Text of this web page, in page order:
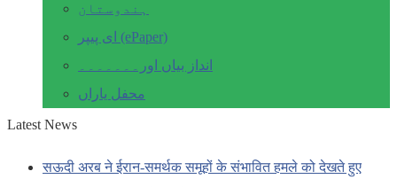
ہندوستان
ای پیپر (ePaper)
انداز بیاں اور۔۔۔۔۔۔۔
محفل یاراں
Latest News
सऊदी अरब ने ईरान-समर्थक समूहों के संभावित हमले को देखते हुए